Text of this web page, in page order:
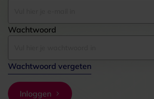
Wachtwoord
Wachtwoord vergeten
Inloggen